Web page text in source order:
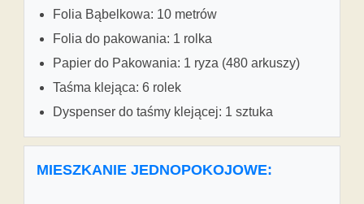
Folia Bąbelkowa: 10 metrów
Folia do pakowania: 1 rolka
Papier do Pakowania: 1 ryza (480 arkuszy)
Taśma klejąca: 6 rolek
Dyspenser do taśmy klejącej: 1 sztuka
MIESZKANIE JEDNOPOKOJOWE: